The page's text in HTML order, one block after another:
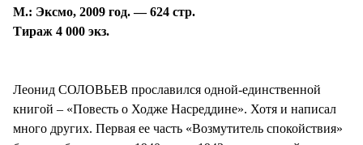
М.: Эксмо, 2009 год. — 624 стр.
Тираж 4 000 экз.
Леонид СОЛОВЬЕВ прославился одной-единственной
книгой – «Повесть о Ходже Насреддине». Хотя и написал
много других. Первая ее часть «Возмутитель спокойствия»